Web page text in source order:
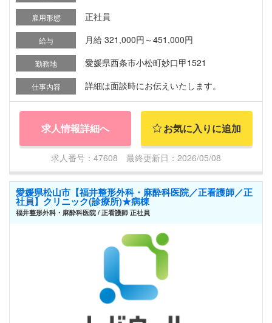
雇用形態 正社員
給与 月給 321,000円～451,000円
勤務地 愛媛県西条市小松町妙口甲1521
仕事内容 詳細は面談時にお伝えいたします。
求人情報詳細へ お気に入りに追加
求人番号：47608 最終更新日：2026/05/08
愛媛県松山市【福井整形外科・麻酔科医院／正看護師／正
社員】クリニック(診療所)★病棟
福井整形外科・麻酔科医院 / 正看護師 正社員